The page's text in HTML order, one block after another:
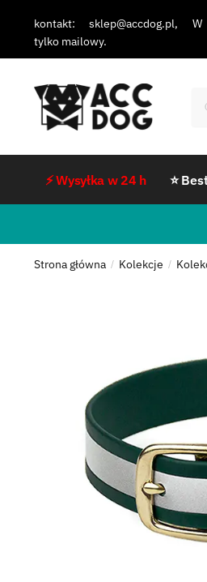
kontakt: sklep@accdog.pl,
tylko mailowy.
⚡ Wysyłka w 24 h ⭐
Strona główna / Kolekcje /